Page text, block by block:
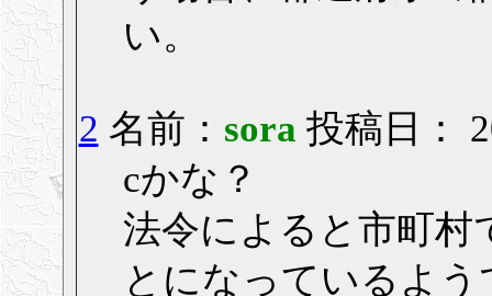
い。
2 名前： sora 投稿日：
cかな？
法令によると市町村
とになっているよ